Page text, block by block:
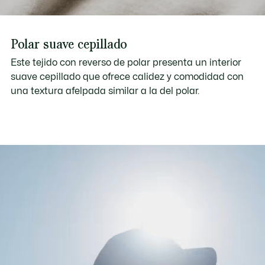
Polar suave cepillado
Este tejido con reverso de polar presenta un interior
suave cepillado que ofrece calidez y comodidad con
una textura afelpada similar a la del polar.